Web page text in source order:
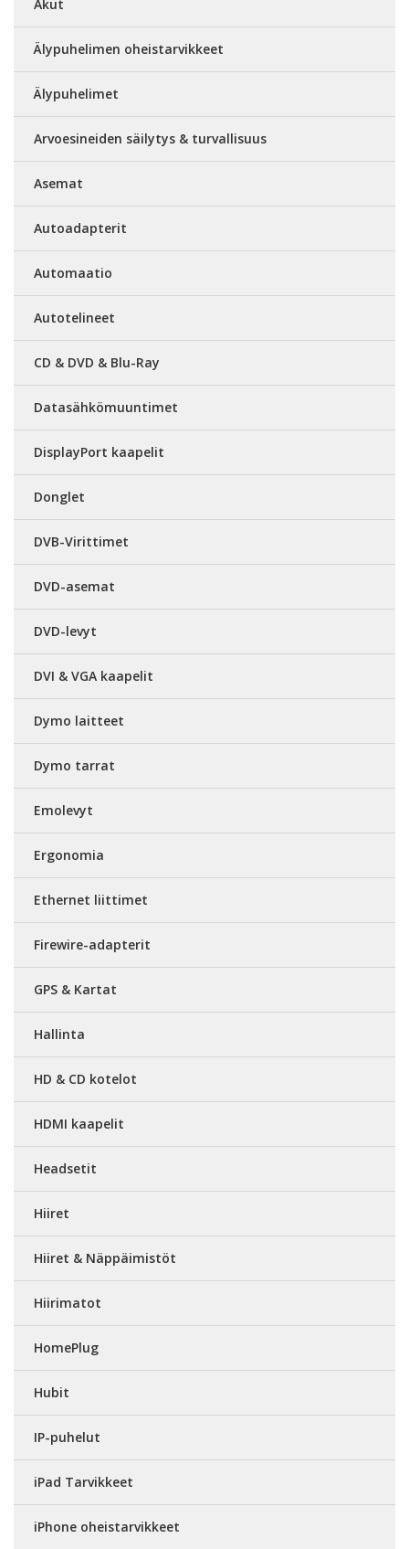
Akut
Älypuhelimen oheistarvikkeet
Älypuhelimet
Arvoesineiden säilytys & turvallisuus
Asemat
Autoadapterit
Automaatio
Autotelineet
CD & DVD & Blu-Ray
Datasähkömuuntimet
DisplayPort kaapelit
Donglet
DVB-Virittimet
DVD-asemat
DVD-levyt
DVI & VGA kaapelit
Dymo laitteet
Dymo tarrat
Emolevyt
Ergonomia
Ethernet liittimet
Firewire-adapterit
GPS & Kartat
Hallinta
HD & CD kotelot
HDMI kaapelit
Headsetit
Hiiret
Hiiret & Näppäimistöt
Hiirimatot
HomePlug
Hubit
IP-puhelut
iPad Tarvikkeet
iPhone oheistarvikkeet